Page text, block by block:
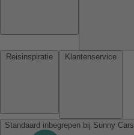
Standaard inbegrepen bij Sunny Cars